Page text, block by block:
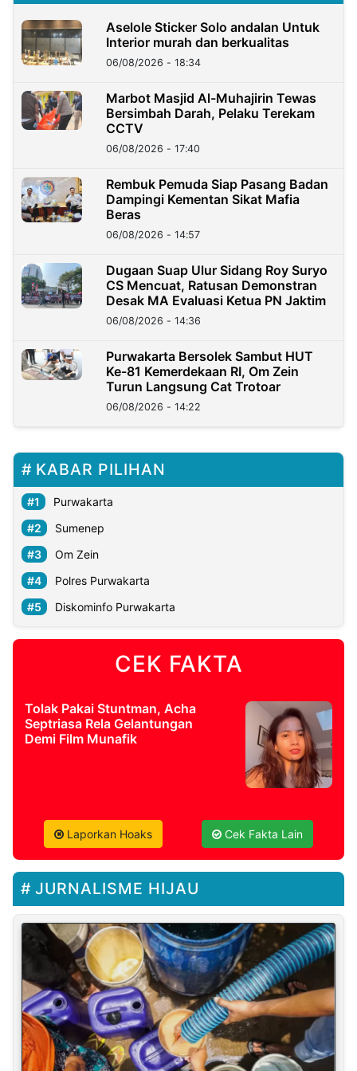
Aselole Sticker Solo andalan Untuk
Interior murah dan berkualitas
06/08/2026 - 18:34
Marbot Masjid Al-Muhajirin Tewas
Bersimbah Darah, Pelaku Terekam
CCTV
06/08/2026 - 17:40
Rembuk Pemuda Siap Pasang Badan
Dampingi Kementan Sikat Mafia
Beras
06/08/2026 - 14:57
Dugaan Suap Ulur Sidang Roy Suryo
CS Mencuat, Ratusan Demonstran
Desak MA Evaluasi Ketua PN Jaktim
06/08/2026 - 14:36
Purwakarta Bersolek Sambut HUT
Ke-81 Kemerdekaan RI, Om Zein
Turun Langsung Cat Trotoar
06/08/2026 - 14:22
KABAR PILIHAN
Purwakarta
Sumenep
Om Zein
Polres Purwakarta
Diskominfo Purwakarta
CEK FAKTA
Tolak Pakai Stuntman, Acha
Septriasa Rela Gelantungan
Demi Film Munafik
Laporkan Hoaks Cek Fakta Lain
JURNALISME HIJAU